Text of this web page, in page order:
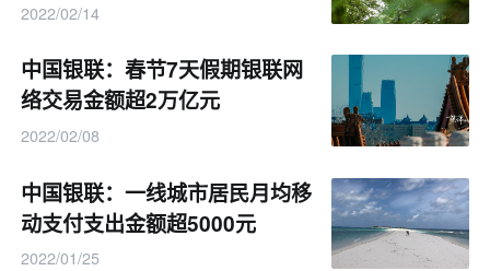
2022/02/14
中国银联：春节7天假期银联网
络交易金额超2万亿元
2022/02/08
中国银联：一线城市居民月均移
动支付支出金额超5000元
2022/01/25